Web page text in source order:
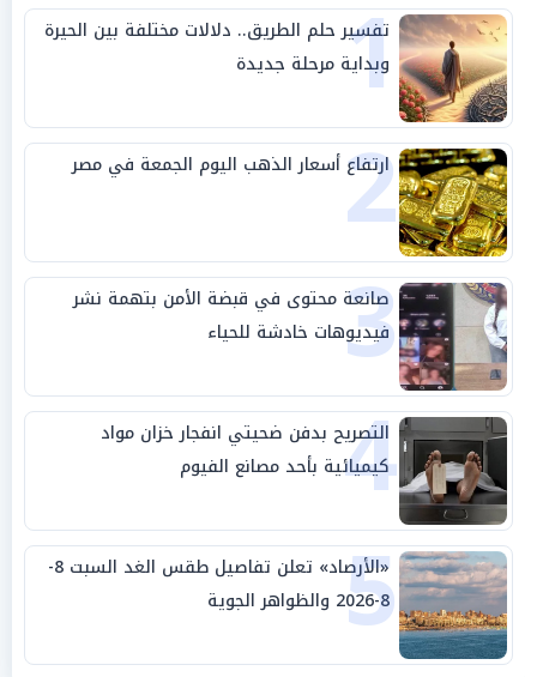
1
تفسير حلم الطريق.. دلالات مختلفة بين الحيرة
وبداية مرحلة جديدة
2
ارتفاع أسعار الذهب اليوم الجمعة في مصر
3
صانعة محتوى في قبضة الأمن بتهمة نشر
فيديوهات خادشة للحياء
4
التصريح بدفن ضحيتي انفجار خزان مواد
كيميائية بأحد مصانع الفيوم
5
«الأرصاد» تعلن تفاصيل طقس الغد السبت 8-
8-2026 والظواهر الجوية